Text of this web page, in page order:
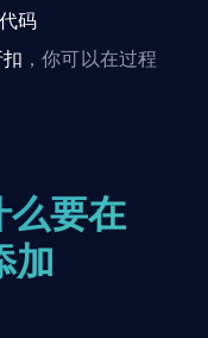
码
，你可以在过程
要在
加